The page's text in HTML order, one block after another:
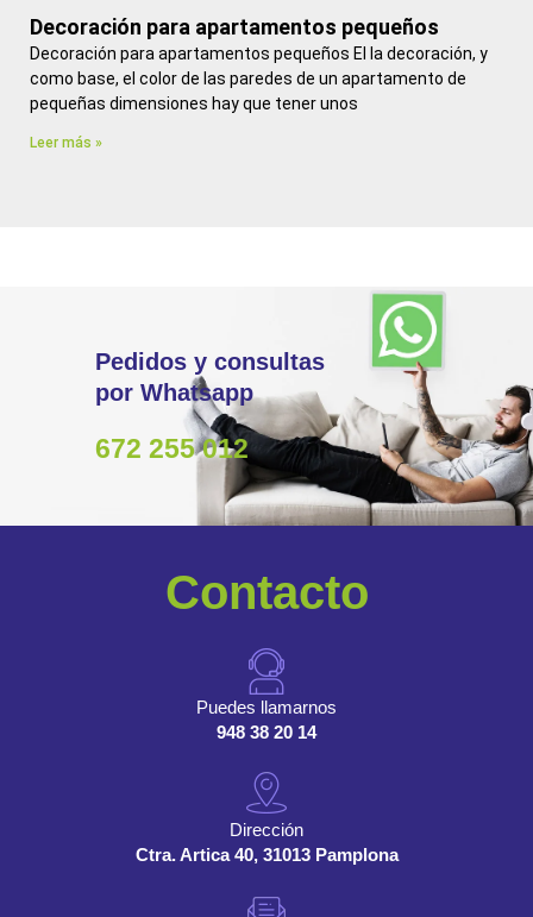
Decoración para apartamentos pequeños
Decoración para apartamentos pequeños El la decoración, y
como base, el color de las paredes de un apartamento de
pequeñas dimensiones hay que tener unos
Leer más »
Pedidos y consultas
por Whatsapp
672 255 012
Contacto
Puedes llamarnos
948 38 20 14
Dirección
Ctra. Artica 40, 31013 Pamplona